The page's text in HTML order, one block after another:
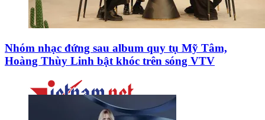
Nhóm nhạc đứng sau album quy tụ Mỹ Tâm,
Hoàng Thùy Linh bật khóc trên sóng VTV